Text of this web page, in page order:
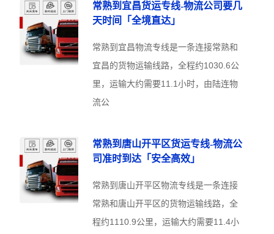
常熟到宜昌货运专线-物流公司要几
天时间「全境直达」
常熟到宜昌物流专线是一条连接常熟和
宜昌的货物运输线路，全程约1030.6公
里，运输大约需要11.1小时，由陆连物
流公
常熟到唐山开平区货运专线-物流公
司准时到达「安全高效」
常熟到唐山开平区物流专线是一条连接
常熟和唐山开平区的货物运输线路，全
程约1110.9公里，运输大约需要11.4小